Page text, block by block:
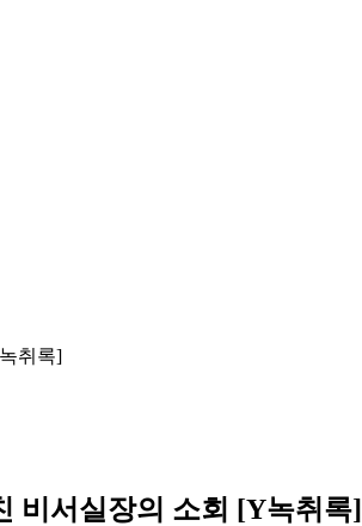
취록]
비서실장의 소회 [Y녹취록]